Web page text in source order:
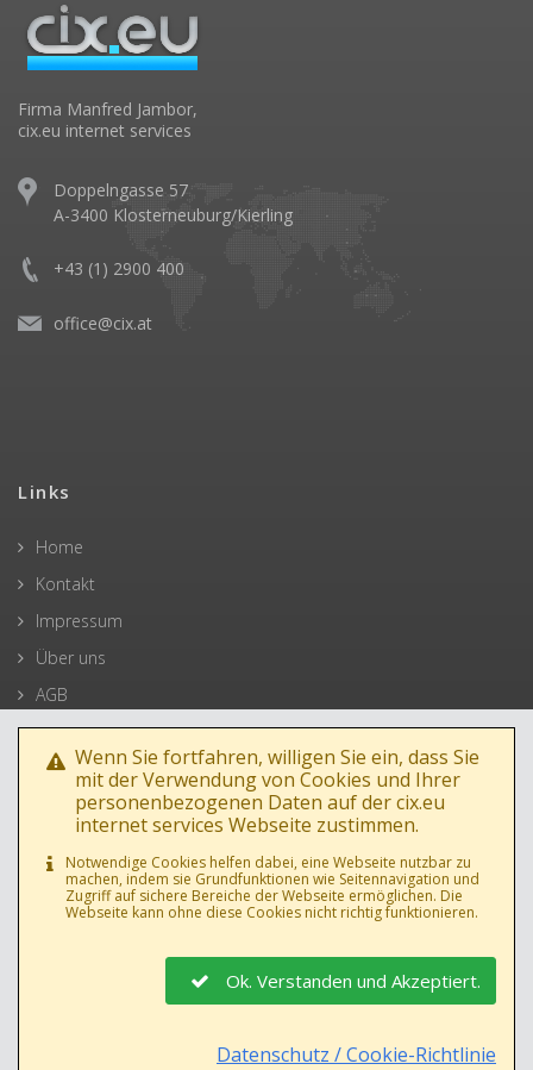
Firma Manfred Jambor,
cix.eu internet services
Doppelngasse 57
A-3400 Klosterneuburg/Kierling
+43 (1) 2900 400
office@cix.at
Links
Home
Kontakt
Impressum
Über uns
AGB
Datenschutz
AGB • Datenschutz
© 1994-2019 cix.eu internet services, Manfred Jambor
Wenn Sie fortfahren, willigen Sie ein, dass Sie
mit der Verwendung von Cookies und Ihrer
personenbezogenen Daten auf der cix.eu
internet services Webseite zustimmen.
Notwendige Cookies helfen dabei, eine Webseite nutzbar zu
machen, indem sie Grundfunktionen wie Seitennavigation und
Zugriff auf sichere Bereiche der Webseite ermöglichen. Die
Webseite kann ohne diese Cookies nicht richtig funktionieren.
Ok. Verstanden und Akzeptiert.
Datenschutz / Cookie-Richtlinie